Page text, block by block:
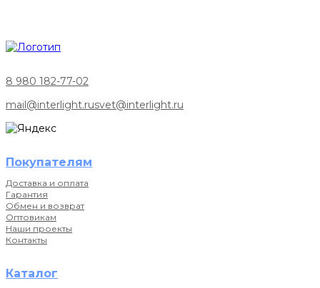
8 980 182-77-02
mail@interlight.rusvet@interlight.ru
Покупателям
Доставка и оплата
Гарантия
Обмен и возврат
Оптовикам
Наши проекты
Контакты
Каталог